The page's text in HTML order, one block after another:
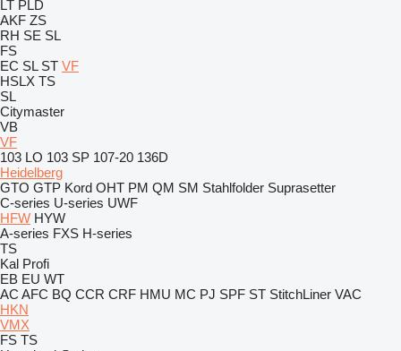
LT PLD
AKF ZS
RH SE SL
FS
EC SL ST VF
HSLX TS
SL
Citymaster
VB
VF
103 LO 103 SP 107-20 136D
Heidelberg
GTO GTP Kord OHT PM QM SM Stahlfolder Suprasetter
C-series U-series UWF
HFW HYW
A-series FXS H-series
TS
Kal Profi
EB EU WT
AC AFC BQ CCR CRF HMU MC PJ SPF ST StitchLiner VAC
HKN
VMX
FS TS